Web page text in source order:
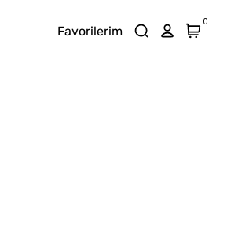
Favorilerim
0